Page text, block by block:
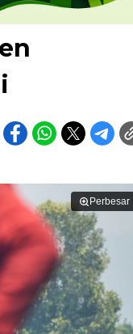
Perbesar